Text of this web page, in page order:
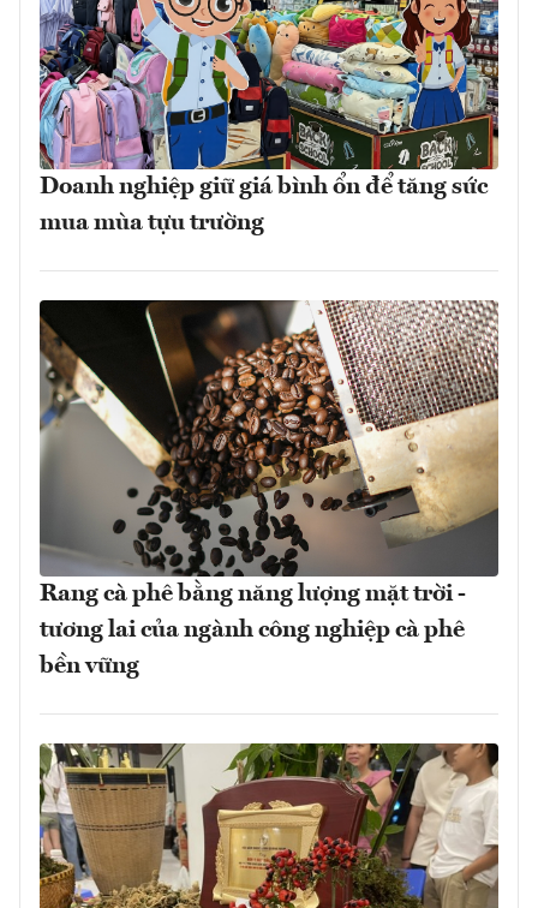
Doanh nghiệp giữ giá bình ổn để tăng sức
mua mùa tựu trường
Rang cà phê bằng năng lượng mặt trời -
tương lai của ngành công nghiệp cà phê
bền vững